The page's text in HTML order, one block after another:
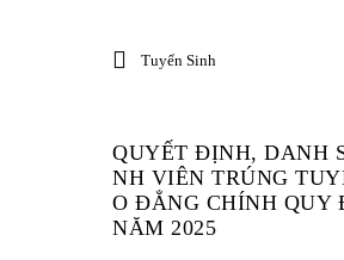
Tuyển Sinh
QUYẾT ĐỊNH, DANH
NH VIÊN TRÚNG
O ĐẲNG CHÍNH QUY
NĂM 2025